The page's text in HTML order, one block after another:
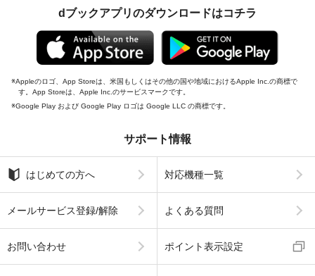
dブックアプリのダウンロードはコチラ
Appleのロゴ、App Storeは、米国もしくはその他の国や地域におけるApple Inc.の商標で
す。App Storeは、Apple Inc.のサービスマークです。
Google Play および Google Play ロゴは Google LLC の商標です。
サポート情報
はじめての方へ 対応機種一覧
メールサービス登録/解除 よくある質問
お問い合わせ ポイント表示設定